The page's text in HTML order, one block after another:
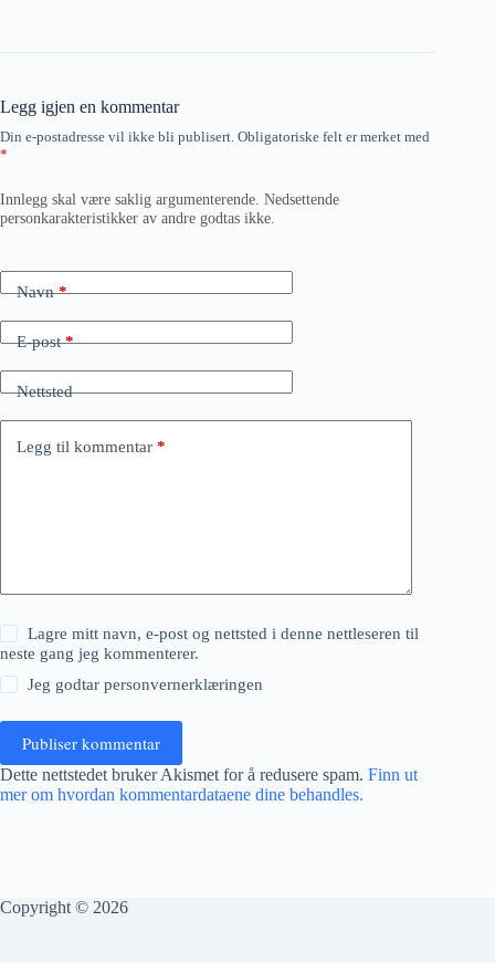
Legg igjen en kommentar
Din e-postadresse vil ikke bli publisert. Obligatoriske felt er merket med
*
Innlegg skal være saklig argumenterende. Nedsettende
personkarakteristikker av andre godtas ikke.
Navn*
E-post*
Nettsted
Legg til kommentar *
Lagre mitt navn, e-post og nettsted i denne nettleseren til
neste gang jeg kommenterer.
Jeg godtarpersonvernerklæringen
Publiser kommentar
Dette nettstedet bruker Akismet for å redusere spam. Finn ut
mer om hvordan kommentardataene dine behandles.
Copyright © 2026